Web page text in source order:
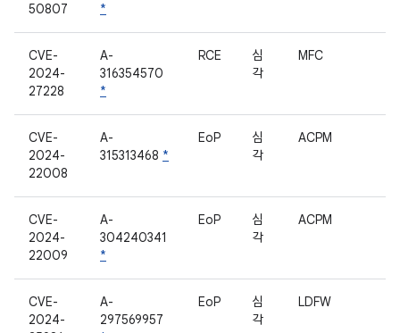
50807
*
CVE-
2024-
27228
A-
316354570
*
RCE
심
각
MFC
CVE-
2024-
22008
A-
315313468 *
EoP
심
각
ACPM
CVE-
2024-
22009
A-
304240341
*
EoP
심
각
ACPM
CVE-
2024-
A-
297569957
EoP
심
각
LDFW